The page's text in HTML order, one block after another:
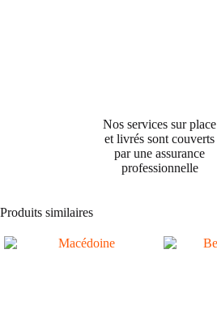
Nos services sur place
et livrés sont couverts
par une assurance
professionnelle
Produits similaires